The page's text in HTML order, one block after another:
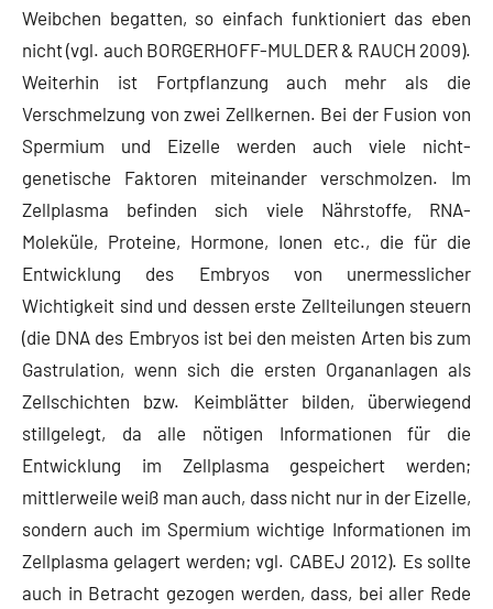
Weibchen begatten, so einfach funktioniert das eben
nicht (vgl. auch BORGERHOFF-MULDER & RAUCH 2009).
Weiterhin ist Fortpflanzung auch mehr als die
Verschmelzung von zwei Zellkernen. Bei der Fusion von
Spermium und Eizelle werden auch viele nicht-
genetische Faktoren miteinander verschmolzen. Im
Zellplasma befinden sich viele Nährstoffe, RNA-
Moleküle, Proteine, Hormone, Ionen etc., die für die
Entwicklung des Embryos von unermesslicher
Wichtigkeit sind und dessen erste Zellteilungen steuern
(die DNA des Embryos ist bei den meisten Arten bis zum
Gastrulation, wenn sich die ersten Organanlagen als
Zellschichten bzw. Keimblätter bilden, überwiegend
stillgelegt, da alle nötigen Informationen für die
Entwicklung im Zellplasma gespeichert werden;
mittlerweile weiß man auch, dass nicht nur in der Eizelle,
sondern auch im Spermium wichtige Informationen im
Zellplasma gelagert werden; vgl. CABEJ 2012). Es sollte
auch in Betracht gezogen werden, dass, bei aller Rede